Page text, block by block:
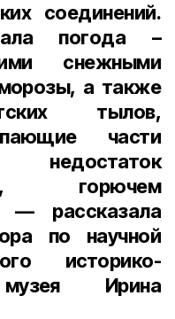
соединений.
погода –
снежными
а также
тылов,
части
горючем
— рассказала
по научной
историко-
Ирина